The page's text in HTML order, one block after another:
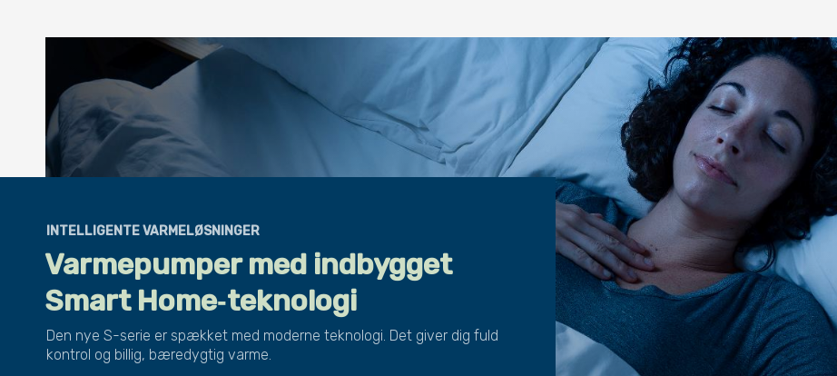
INTELLIGENTE VARMELØSNINGER
Varmepumper med indbygget
Smart Home‑teknologi
Den nye S-serie er spækket med moderne teknologi. Det giver dig fuld
kontrol og billig, bæredygtig varme.